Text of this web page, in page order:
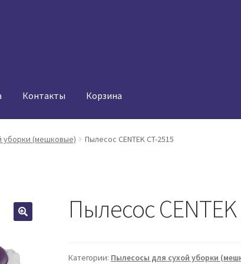
Контакты Корзина
уборки (мешковые) Пылесос CENTEK CT-2515
Пылесос CENTEK
Категории: Пылесосы для сухой уборки